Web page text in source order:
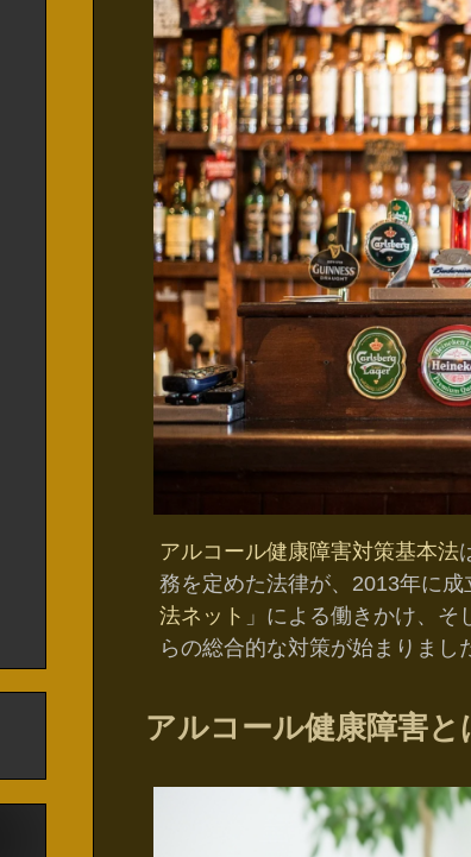
アルコール健康障害対策基本法
務を定めた法律が、2013年に
法ネット 」による働きかけ、
らの総合的な対策が始まりまし
アルコール健康障害と